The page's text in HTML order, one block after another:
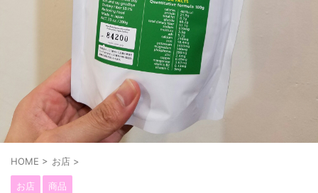
HOME > お店 >
お店 商品